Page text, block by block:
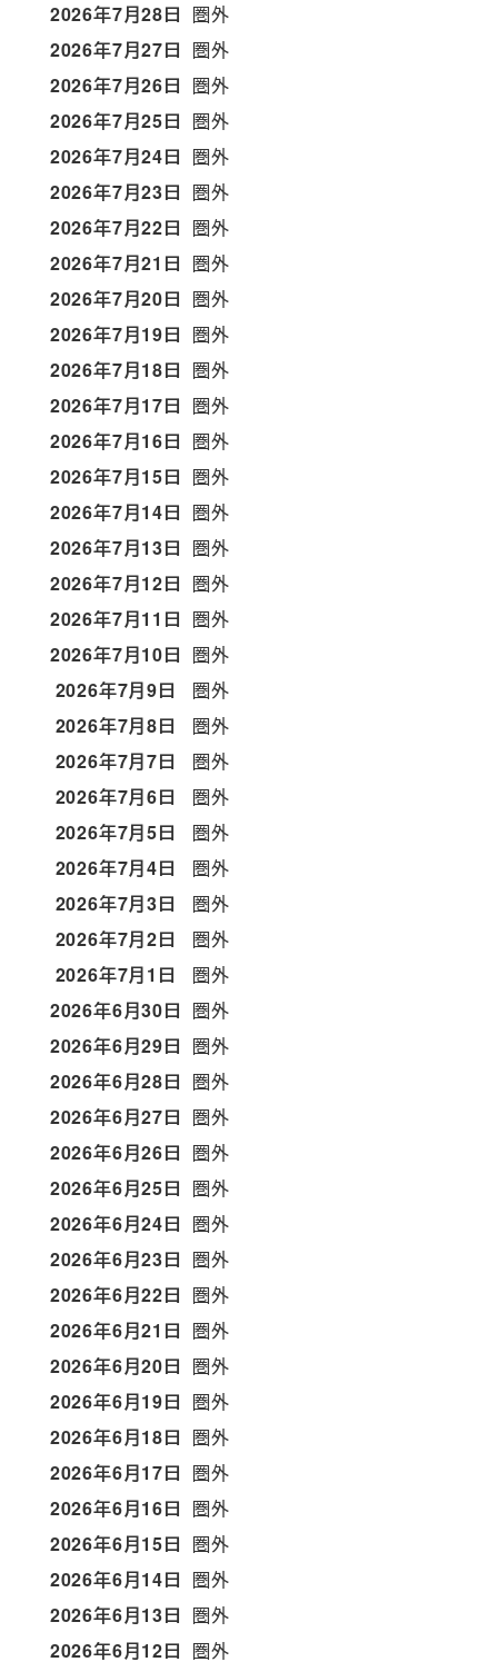
2026年7月28日 圏外
2026年7月27日 圏外
2026年7月26日 圏外
2026年7月25日 圏外
2026年7月24日 圏外
2026年7月23日 圏外
2026年7月22日 圏外
2026年7月21日 圏外
2026年7月20日 圏外
2026年7月19日 圏外
2026年7月18日 圏外
2026年7月17日 圏外
2026年7月16日 圏外
2026年7月15日 圏外
2026年7月14日 圏外
2026年7月13日 圏外
2026年7月12日 圏外
2026年7月11日 圏外
2026年7月10日 圏外
2026年7月9日
圏外
2026年7月8日
圏外
2026年7月7日
圏外
2026年7月6日
圏外
2026年7月5日
圏外
2026年7月4日
圏外
2026年7月3日
圏外
2026年7月2日
圏外
2026年7月1日
圏外
2026年6月30日 圏外
2026年6月29日 圏外
2026年6月28日 圏外
2026年6月27日 圏外
2026年6月26日 圏外
2026年6月25日 圏外
2026年6月24日 圏外
2026年6月23日 圏外
2026年6月22日 圏外
2026年6月21日 圏外
2026年6月20日 圏外
2026年6月19日 圏外
2026年6月18日 圏外
2026年6月17日 圏外
2026年6月16日 圏外
2026年6月15日 圏外
2026年6月14日 圏外
2026年6月13日 圏外
2026年6月12日 圏外